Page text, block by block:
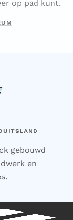
op pad kunt.
gebouwd
en
.